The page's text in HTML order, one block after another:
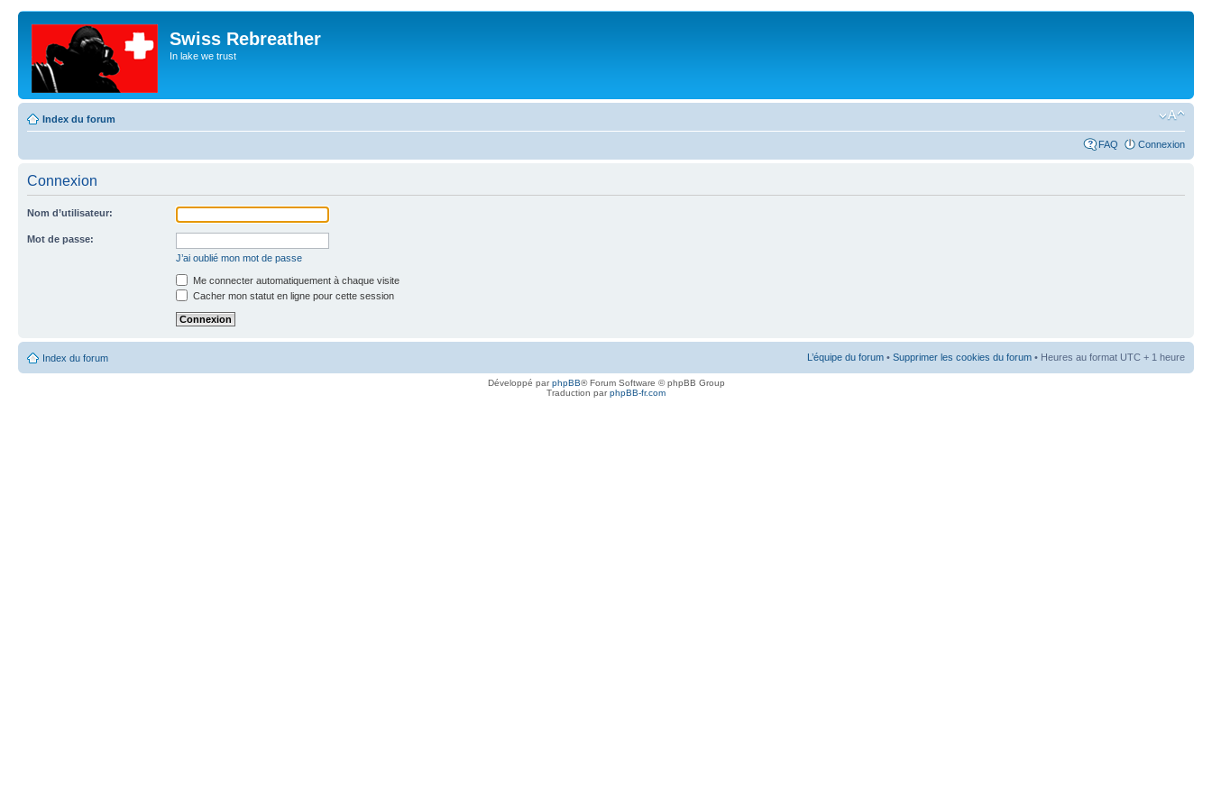
Swiss Rebreather
In lake we trust
Index du forum
FAQ Connexion
Connexion
Nom d’utilisateur:
Mot de passe:
J’ai oublié mon mot de passe
Me connecter automatiquement à chaque visite
Cacher mon statut en ligne pour cette session
Index du forum L’équipe du forum • Supprimer les cookies du forum • Heures au format UTC + 1 heure
Développé parphpBB® Forum Software © phpBB Group
Traduction parphpBB-fr.com